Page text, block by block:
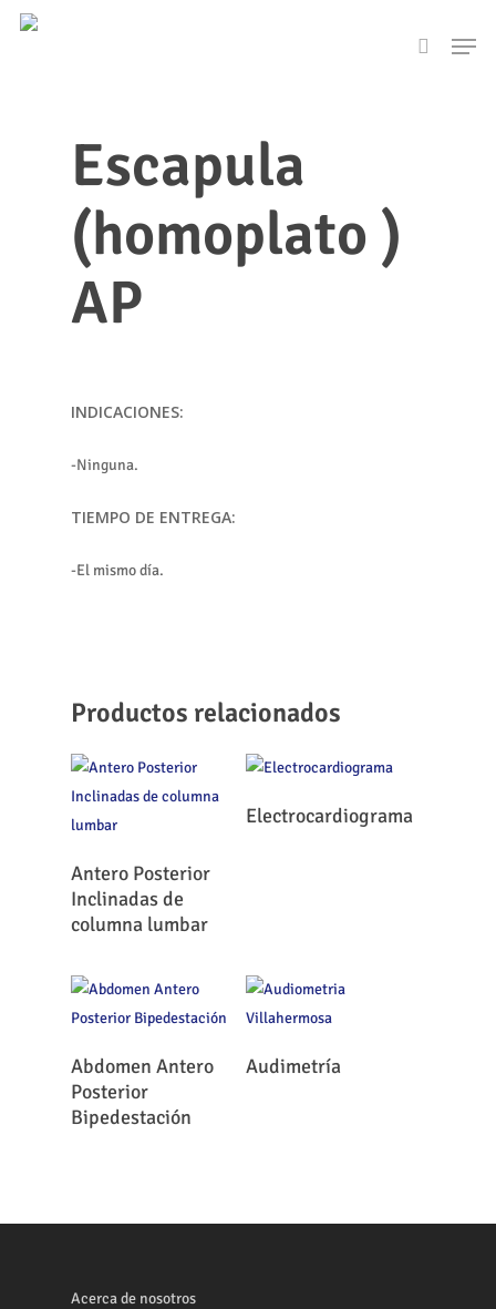
Skip
search
Escapula
(homoplato )
AP
INDICACIONES:
-Ninguna.
TIEMPO DE ENTREGA:
-El mismo día.
Productos relacionados
Leer Más
Antero Posterior
Inclinadas de
columna lumbar
Leer Más
Electrocardiograma
Leer Más
Abdomen Antero
Posterior
Bipedestación
Leer Más
Audimetría
Acerca de nosotros